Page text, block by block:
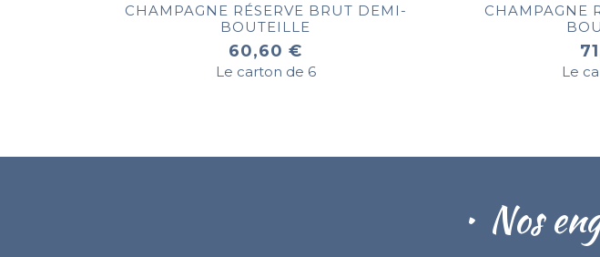
CHAMPAGNE RÉSERVE BRUT DEMI-
BOUTEILLE
60,60 €
Le carton de 6
CHAMPAGNE
Le
Nos